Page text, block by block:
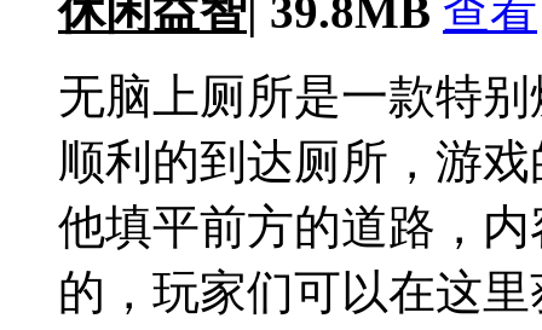
休闲益智| 39.8MB 查看
无脑上厕所是一款特
顺利的到达厕所，游
他填平前方的道路，
的，玩家们可以在这